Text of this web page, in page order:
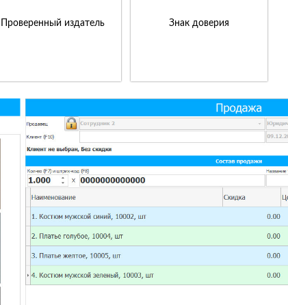
Проверенный издатель Знак доверия